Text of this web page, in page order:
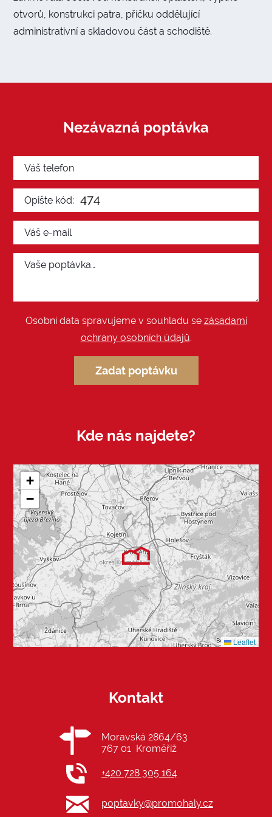
otvorů, konstrukci patra, příčku oddělující
administrativní a skladovou část a schodiště.
Nezávazná poptávka
Osobní data spravujeme v souhladu se zásadami
ochrany osobních údajů.
Zadat poptávku
Kde nás najdete?
+
−
Leaflet
Kontakt
Moravská 2864/63
767 01 Kroměříž
+420 728 305 164
poptavky@promohaly.cz